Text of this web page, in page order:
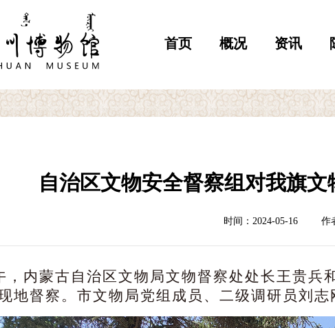
首页 概况 资讯
自治区文物安全督察组对我旗
时间：2024-05-16 作
，内蒙古自治区文物局文物督察处处长王贵兵
地督察。市文物 局党组成员、二级调研员刘志